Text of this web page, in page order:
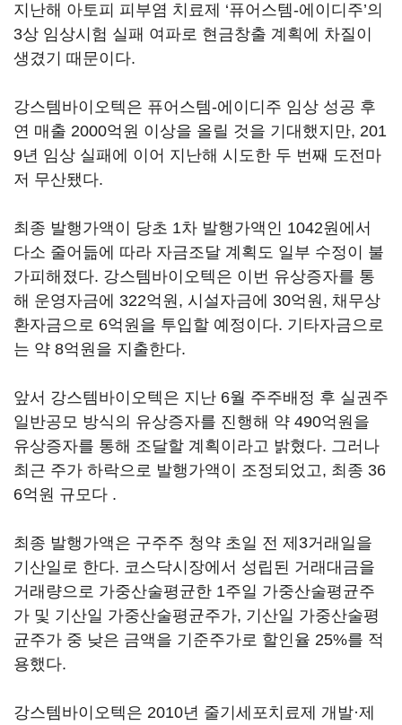
지난해 아토피 피부염 치료제 ‘퓨어스템-에이디주’의
3상 임상시험 실패 여파로 현금창출 계획에 차질이
생겼기 때문이다.
강스템바이오텍은 퓨어스템-에이디주 임상 성공 후
연 매출 2000억원 이상을 올릴 것을 기대했지만, 201
9년 임상 실패에 이어 지난해 시도한 두 번째 도전마
저 무산됐다.
최종 발행가액이 당초 1차 발행가액인 1042원에서
다소 줄어듦에 따라 자금조달 계획도 일부 수정이 불
가피해졌다. 강스템바이오텍은 이번 유상증자를 통
해 운영자금에 322억원, 시설자금에 30억원, 채무상
환자금으로 6억원을 투입할 예정이다. 기타자금으로
는 약 8억원을 지출한다.
앞서 강스템바이오텍은 지난 6월 주주배정 후 실권주
일반공모 방식의 유상증자를 진행해 약 490억원을
유상증자를 통해 조달할 계획이라고 밝혔다. 그러나
최근 주가 하락으로 발행가액이 조정되었고, 최종 36
6억원 규모다 .
최종 발행가액은 구주주 청약 초일 전 제3거래일을
기산일로 한다. 코스닥시장에서 성립된 거래대금을
거래량으로 가중산술평균한 1주일 가중산술평균주
가 및 기산일 가중산술평균주가, 기산일 가중산술평
균주가 중 낮은 금액을 기준주가로 할인율 25%를 적
용했다.
강스템바이오텍은 2010년 줄기세포치료제 개발·제